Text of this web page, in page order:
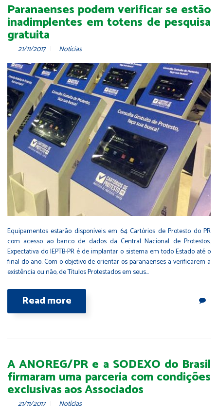
Paranaenses podem verificar se estão
inadimplentes em totens de pesquisa
gratuita
21/11/2017 Notícias
Equipamentos estarão disponíveis em 64 Cartórios de Protesto do PR
com acesso ao banco de dados da Central Nacional de Protestos.
Expectativa do IEPTB-PR é de implantar o sistema em todo Estado até o
final do ano. Com o objetivo de orientar os paranaenses a verificarem a
existência ou não, de Títulos Protestados em seus…
Read more
A ANOREG/PR e a SODEXO do Brasil
firmaram uma parceria com condições
exclusivas aos Associados
21/11/2017 Notícias